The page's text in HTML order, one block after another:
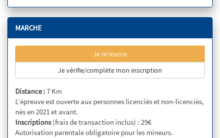
MARCHE
Je m'inscris
Je vérifie/complète mon inscription
Distance :7 Km
L’épreuve est ouverte aux personnes licenciés et non-licenciés,
nés en 2021 et avant.
Inscriptions(frais de transaction inclus) : 29€
Autorisation parentale obligatoire pour les mineurs.